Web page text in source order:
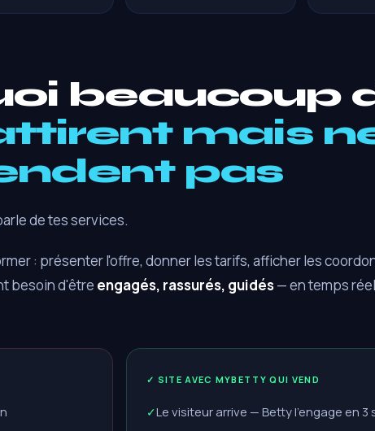
beaucoup
mais
pas
de tes services.
: présenter l'offre, donner les tarifs, afficher les
besoin d'être engagés, rassurés, guidés— en temps
✓ SITE AVEC MYBETTY QUI VEND
✓Le visiteur arrive — Betty l'engage en 3